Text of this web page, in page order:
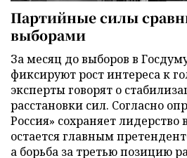
Партийные силы
выборами
За месяц до выборов в
фиксируют рост интереса к
эксперты говорят о
расстановки сил. Согласно
Россия» сохраняет
остается главным
а борьба за третью позицию